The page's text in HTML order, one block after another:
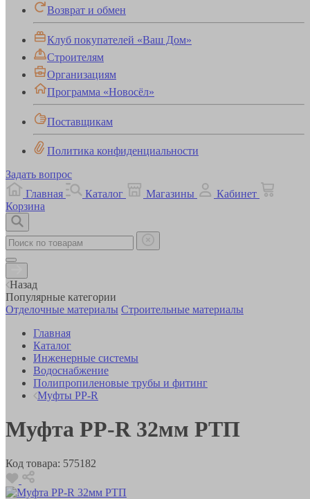
Возврат и обмен
Клуб покупателей «Ваш Дом»
Строителям
Организациям
Программа «Новосёл»
Поставщикам
Политика конфиденциальности
Задать вопрос
Главная
Каталог Магазины
Кабинет
Корзина
Назад
Популярные категории
Отделочные материалы Строительные материалы
Главная
Каталог
Инженерные системы
Водоснабжение
Полипропиленовые трубы и фитинг
Муфты PP-R
Муфта РР-R 32мм РТП
Код товара: 575182